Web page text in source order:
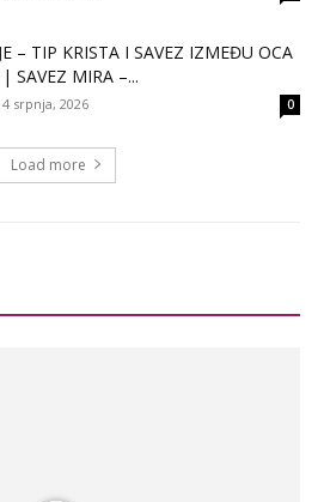
– TIP KRISTA I SAVEZ IZMEĐU OCA
SAVEZ MIRA –...
4 srpnja, 2026 0
Load more